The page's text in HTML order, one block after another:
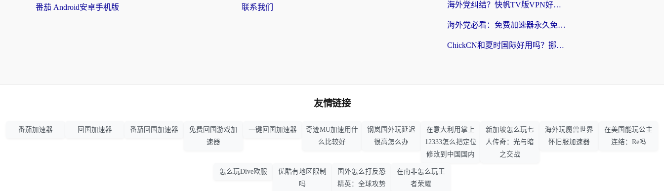
番茄 Android安卓手机版
联系我们
海外党纠结？快帆TV版VPN好用吗？和扇贝手游VPN对比哪个回国效果更好？
海外党必看：免费加速器永久免费真的存在吗？教你选对回国加速器无缝刷国内资源
ChickCN和夏时国际好用吗？挪威留学生亲测3款回国加速器，附穿梭和加速喵对比指南
友情链接
番茄加速器 回国加速器 番茄回国加速器
免费回国游戏加
速器
一键回国加速器
奇迹MU加速用什
么比较好
钢岚国外玩延迟
很高怎么办
在意大利用掌上
12333怎么把定位
修改到中国国内
新加坡怎么玩七
人传奇：光与暗
之交战
海外玩魔兽世界
怀旧服加速器
在美国能玩公主
连结：Re吗
怎么玩Dive欧服
优酷有地区限制
吗
国外怎么打反恐
精英：全球攻势
在南非怎么玩王
者荣耀